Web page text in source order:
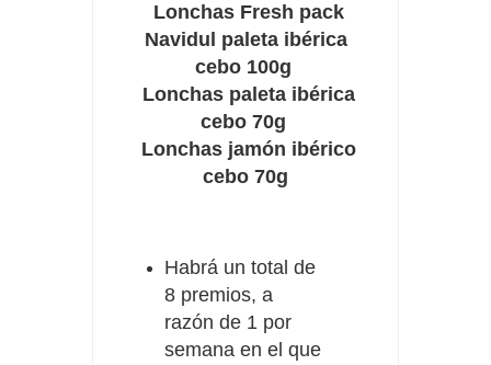
Lonchas Fresh pack
Navidul paleta ibérica
cebo 100g
Lonchas paleta ibérica
cebo 70g
Lonchas jamón ibérico
cebo 70g
Habrá un total de
8 premios, a
razón de 1 por
semana en el que